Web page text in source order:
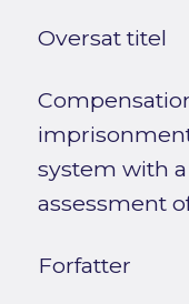
Oversat titel
system with
assessment
Forfatter